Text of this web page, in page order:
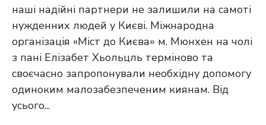
наші надійні партнери не залишили на самоті
нужденних людей у Києві. Міжнародна
організація «Міст до Києва» м. Мюнхен на чолі
з пані Елізабет Хьольцль терміново та
своєчасно запропонували необхідну допомогу
одиноким малозабезпеченим киянам. Від
усього...